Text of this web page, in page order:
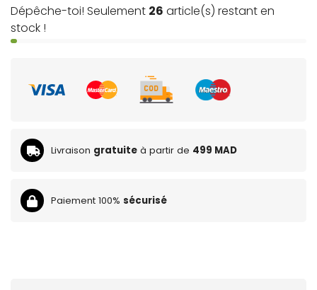
Dépêche-toi! Seulement 26 article(s) restant en
stock !
Livraison gratuite à partir de 499 MAD
Paiement 100% sécurisé